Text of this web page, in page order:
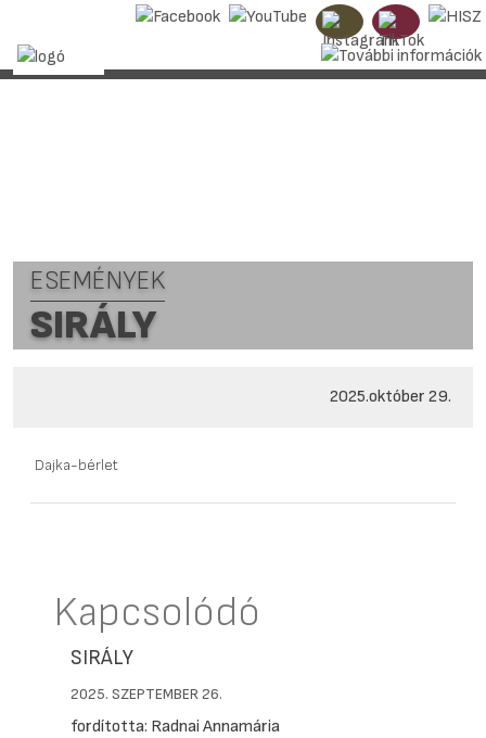
ESEMÉNYEK
SIRÁLY
2025.október 29.
Dajka-bérlet
Kapcsolódó
SIRÁLY
2025. SZEPTEMBER 26.
fordította: Radnai Annamária